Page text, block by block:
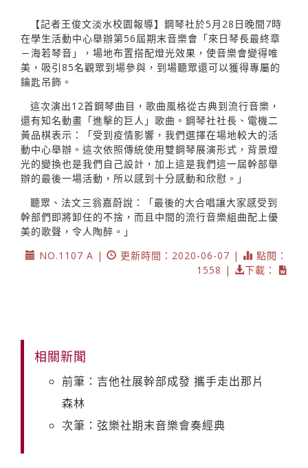
【記者王俊文淡水校園報導】鋼琴社於5月28日晚間7時
在學生活動中心舉辦第56屆期末音樂會「來日琴長最終章
－海若琴音」，場地布置搭配燈光效果，使音樂會變得唯
美，吸引85名觀眾到場參與，到場聽眾還可以獲得專屬的
鑰匙吊飾。
這次演出12首鋼琴曲目，歌曲風格從古典到流行音樂，
還有知名動畫「進擊的巨人」歌曲。鋼琴社社長、電機二
黃品棋表示：「受到疫情影響，我們選擇在場地較大的活
動中心舉辦。這次依照傳統使用雙鋼琴展演形式，背景燈
光的變換也是我們自己設計，加上這是我們這一屆幹部舉
辦的最後一場活動，所以感到十分感動和欣慰。」
聽眾、法文三翁嘉蔚說：「最後的大合唱讓大家感受到
幹部們即將卸任的不捨，而且中間的流行音樂組曲配上優
美的歌聲，令人陶醉。」
NO.1107 A |
更新時間：2020-06-07 |
點閱：
1558 |
下載：
相關新聞
前筆：吉他社展幹部成發 攜手走出那片
森林
次筆：弦樂社期末音樂會奏經典